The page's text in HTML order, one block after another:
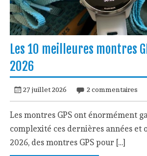
Les 10 meilleures montres
2026
27 juillet 2026 2 commentaires
Les montres GPS ont énormément
complexité ces dernières années et
2026, des montres GPS pour […]